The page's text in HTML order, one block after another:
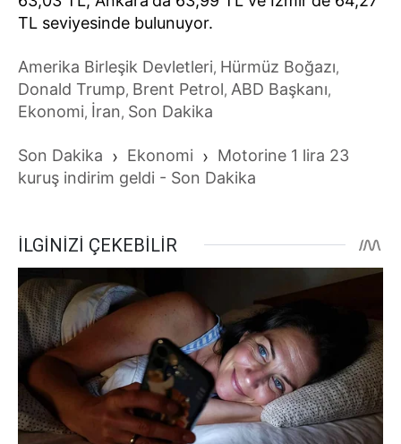
TL seviyesinde bulunuyor.
Amerika Birleşik Devletleri, Hürmüz Boğazı,
Donald Trump, Brent Petrol, ABD Başkanı,
Ekonomi, İran, Son Dakika
Son Dakika › Ekonomi › Motorine 1 lira 23
kuruş indirim geldi - Son Dakika